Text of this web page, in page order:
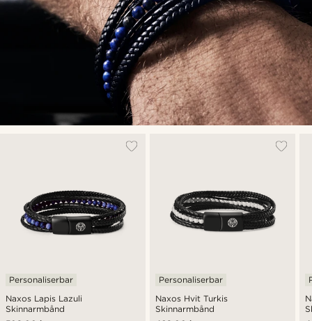
Naxos Lapis Lazuli
Skinnarmbånd
Personaliserbar
Naxos Hvit Turkis
Skinnarmbånd
Personaliserbar